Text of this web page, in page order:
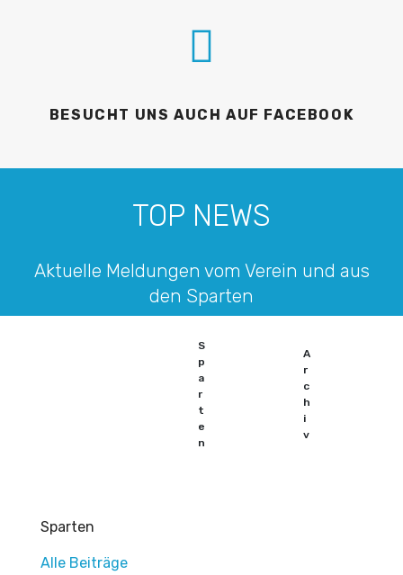
BESUCHT UNS AUCH AUF FACEBOOK
TOP NEWS
Aktuelle Meldungen vom Verein und aus
den Sparten
S
p
a
r
t
e
n
A
r
c
h
i
v
Sparten
Alle Beiträge